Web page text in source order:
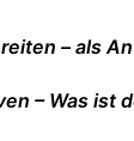
– als
– Was ist